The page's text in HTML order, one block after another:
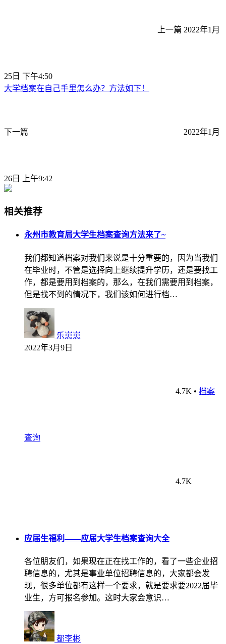
上一篇 2022年1月
25日 下午4:50
大学档案在自己手里怎么办？方法如下！
下一篇 2022年1月
26日 上午9:42
相关推荐
永州市教育局大学生档案查询方法来了~
我们都知道档案对我们来说是十分重要的，因为当我们
在毕业时，不管是选择向上继续提升学历，还是要找工
作，都是要用到档案的，那么，在我们需要用到档案，
但是找不到的情况下，我们该如何进行档…
乐崽崽
2022年3月9日
4.7K • 档案
查询
4.7K
应届生福利——应届大学生档案查询大全
各位朋友们，如果现在正在找工作的，看了一些企业招
聘信息的，尤其是事业单位招聘信息的，大家都会发
现，很多单位都有这样一个要求，就是要求要2022届毕
业生，方可报名参加。这时大家会意识…
都李彬